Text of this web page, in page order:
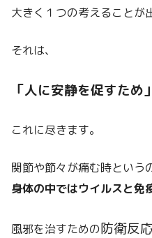
大きく１つの考えることが
それは、
「人に安静を促すため」
これに尽きます。
関節や節々が痛む時という
身体の中ではウイルスと免
風邪を治すための防衛反応